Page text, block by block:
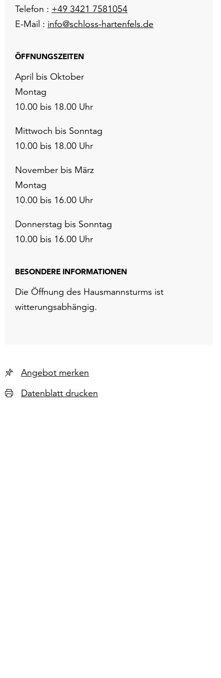
Telefon : +49 3421 7581054
E-Mail : info@schloss-hartenfels.de
ÖFFNUNGSZEITEN
April bis Oktober
Montag
10.00 bis 18.00 Uhr
Mittwoch bis Sonntag
10.00 bis 18.00 Uhr
November bis März
Montag
10.00 bis 16.00 Uhr
Donnerstag bis Sonntag
10.00 bis 16.00 Uhr
BESONDERE INFORMATIONEN
Die Öffnung des Hausmannsturms ist
witterungsabhängig.
Angebot merken
Datenblatt drucken